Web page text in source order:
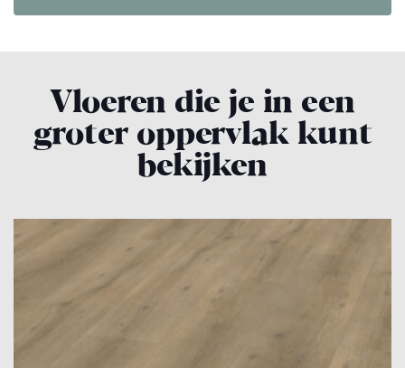
Vloeren die je in een
groter oppervlak kunt
bekijken